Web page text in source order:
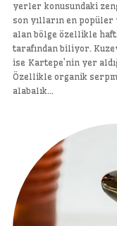
yerler konusundaki
son yılların en popüler
alan bölge özellikle
tarafından biliyor.
ise Kartepe’nin yer
Özellikle organik
alabalık…